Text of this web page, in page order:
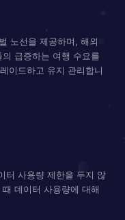
노선을 제공하며, 해외
급증하는 여행 수요를
이드하고 유지 관리합니
터 사용량 제한을 두지 않
데이터 사용량에 대해